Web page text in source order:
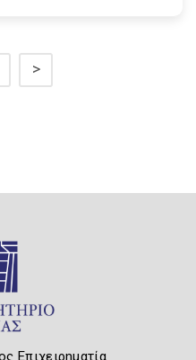
>
Επιχειρηματία